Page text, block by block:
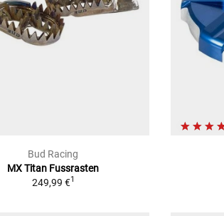
Bud Racing
MX Titan Fussrasten
249,99 €1